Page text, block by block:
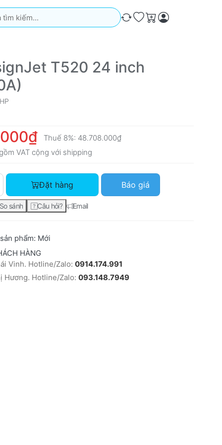
Kết quả sẽ tự động xuất hiện khi bạn nhập. Nhấn phím
So sánh
Ưa thích
Giỏ hàng
T520 24 inch
Thuế 8%: 48.708.000₫
VAT cộng với shipping
HP DesignJet T520 24 inch (CQ890A) với giá 45.100.000₫, số
Đặt hàng Báo giá
So sánh Câu hỏi? Email
phẩm: Mới
HÀNG
Vinh. Hotline/Zalo: 0914.174.991
Hương. Hotline/Zalo: 093.148.7949